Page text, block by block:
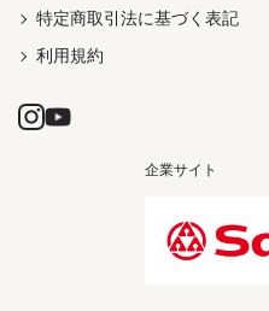
特定商取引法に基づく表記
利用規約
企業サイト